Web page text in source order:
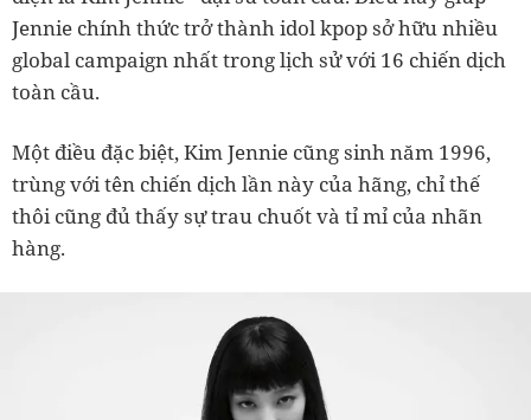
Jennie chính thức trở thành idol kpop sở hữu nhiều
global campaign nhất trong lịch sử với 16 chiến dịch
toàn cầu.
Một điều đặc biệt, Kim Jennie cũng sinh năm 1996,
trùng với tên chiến dịch lần này của hãng, chỉ thế
thôi cũng đủ thấy sự trau chuốt và tỉ mỉ của nhãn
hàng.